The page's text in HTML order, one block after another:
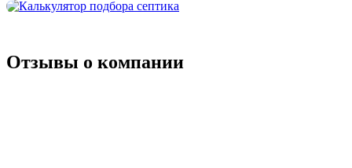
Отзывы о компании